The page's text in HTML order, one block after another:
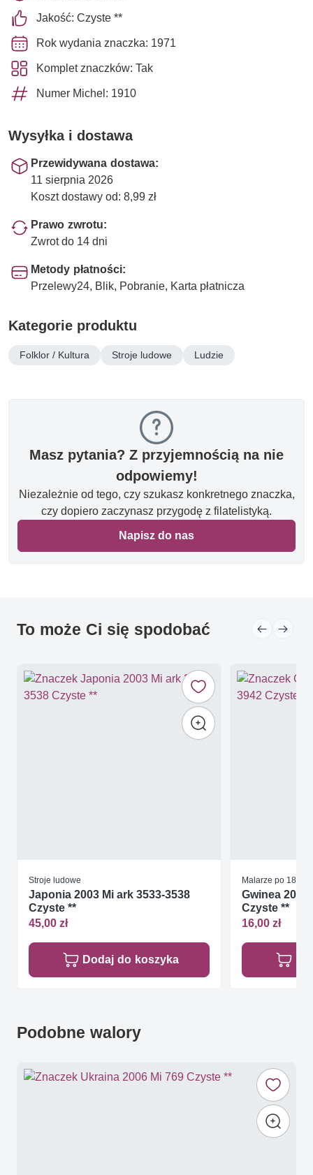
Jakość: Czyste **
Rok wydania znaczka: 1971
Komplet znaczków: Tak
Numer Michel: 1910
Wysyłka i dostawa
Przewidywana dostawa:
11 sierpnia 2026
Koszt dostawy od: 8,99 zł
Prawo zwrotu:
Zwrot do 14 dni
Metody płatności:
Przelewy24, Blik, Pobranie, Karta płatnicza
Kategorie produktu
Folklor / Kultura Stroje ludowe Ludzie
Masz pytania? Z przyjemnością na nie
odpowiemy!
Niezależnie od tego, czy szukasz konkretnego znaczka,
czy dopiero zaczynasz przygodę z filatelistyką.
Napisz do nas
To może Ci się spodobać
Stroje ludowe
Japonia 2003 Mi ark 3533-3538
Czyste **
45,00 zł
Dodaj do koszyka
Malarze po 1850 r
Gwinea 2002
Czyste **
16,00 zł
Podobne walory